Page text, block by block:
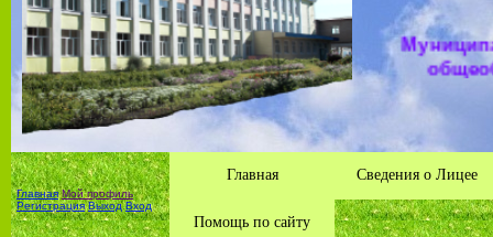
района
Главная Мой профиль
Регистрация Выход Вход
Главная Сведения о Лицее
Помощь по сайту